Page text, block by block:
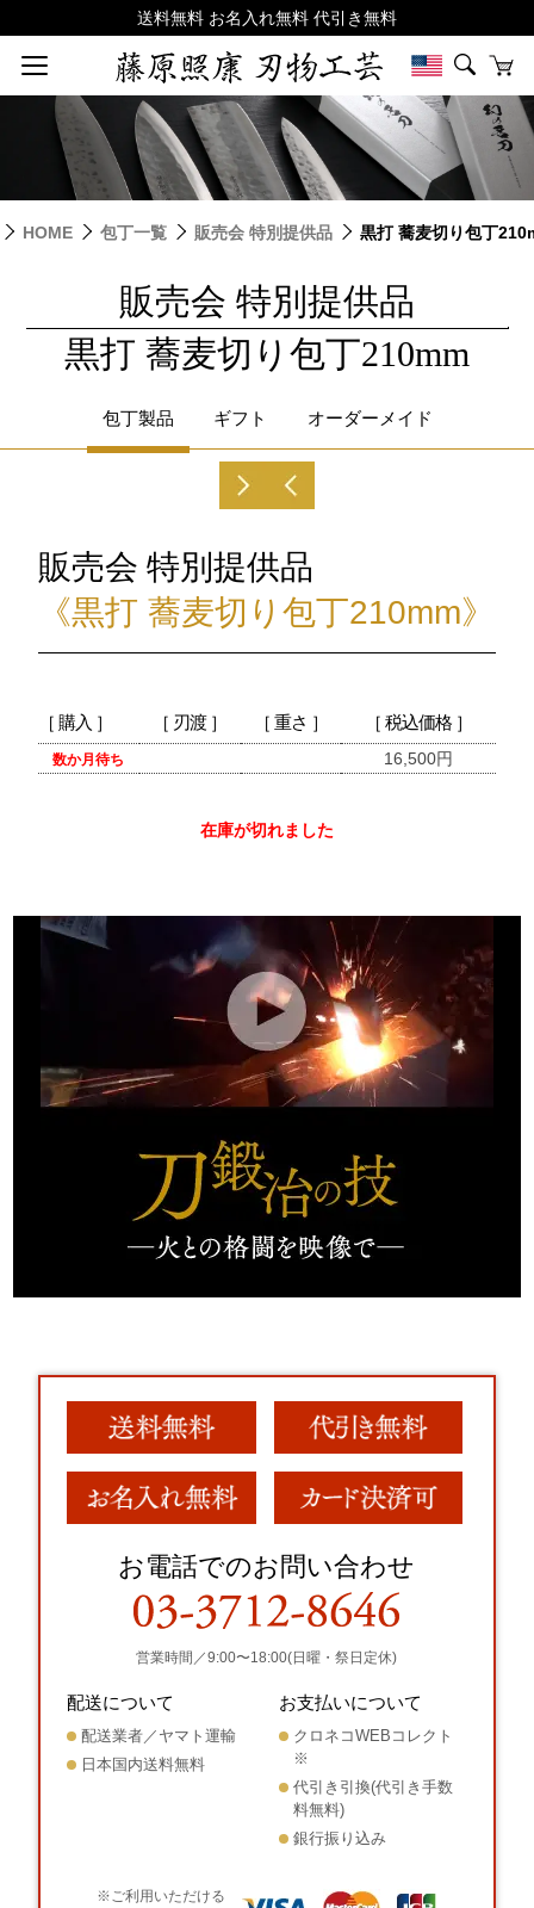
HOME 包丁一覧 販売会 特別提供品 黒打 蕎麦切り包丁
販売会 特別提供品
|
黒打 蕎麦切り包丁210mm
包丁製品 ギフト オーダーメイド
販売会 特別提供品
《黒打 蕎麦切り包丁210mm》
［ 購入 ］ ［ 刃渡 ］ ［ 重さ ］ ［ 税込価格 ］
数か月待ち 16,500円
在庫が切れました
お電話でのお問い合わせ
営業時間／9:00〜18:00(日曜・祭日定休)
配送について
配送業者／ヤマト運輸
日本国内送料無料
お支払いについて
クロネコWEBコレクト
※
代引き引換(代引き手数
料無料)
銀行振り込み
※ご利用いただける